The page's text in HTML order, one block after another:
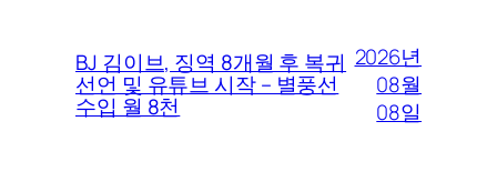
BJ 김이브, 징역 8개월 후 복귀
선언 및 유튜브 시작 – 별풍선
수입 월 8천
2026년
08월
08일